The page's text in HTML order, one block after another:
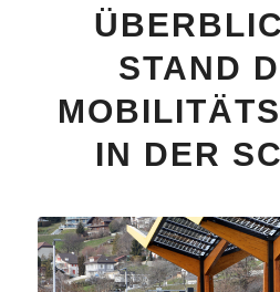
STAND
IN DER